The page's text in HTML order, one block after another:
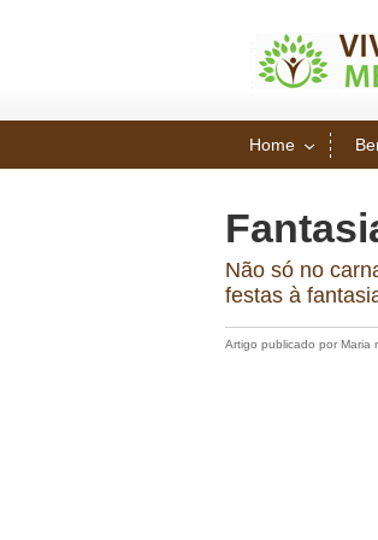
Home
Não só no
festas à
Artigo publicado por Maria